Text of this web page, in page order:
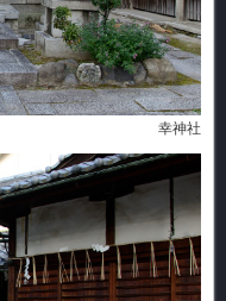
幸神社